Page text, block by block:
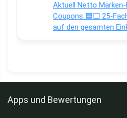
Aktuell Netto
Coupons 🟦⬜ 25-
auf den gesamten
Apps und Bewertungen